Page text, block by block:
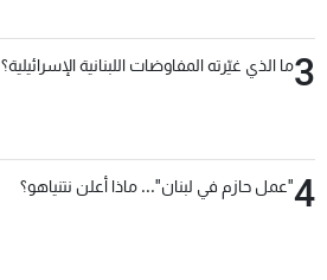
3ما الذي غيّرته المفاوضات اللبنانية الإسرائيلية؟
4"عمل حازم في لبنان"... ماذا أعلن نتنياهو؟